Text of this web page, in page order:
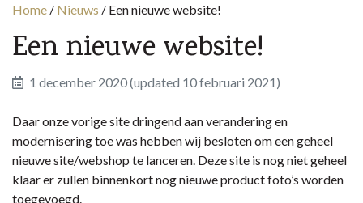
Home / Nieuws / Een nieuwe website!
Een nieuwe website!
1 december 2020(updated 10 februari 2021)
Daar onze vorige site dringend aan verandering en
modernisering toe was hebben wij besloten om een geheel
nieuwe site/webshop te lanceren. Deze site is nog niet geheel
klaar er zullen binnenkort nog nieuwe product foto’s worden
toegevoegd.